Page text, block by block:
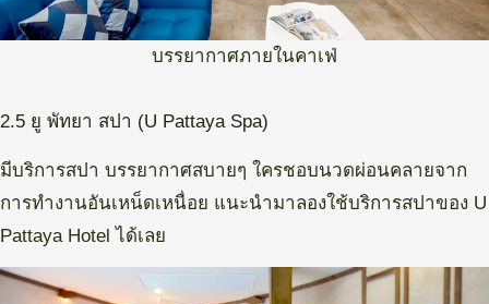
บรรยากาศภายในคาเฟ่
2.5 ยู พัทยา สปา (U Pattaya Spa)
มีบริการสปา บรรยากาศสบายๆ ใครชอบนวดผ่อนคลายจาก
การทำงานอันเหน็ดเหนื่อย แนะนำมาลองใช้บริการสปาของ U
Pattaya Hotel ได้เลย